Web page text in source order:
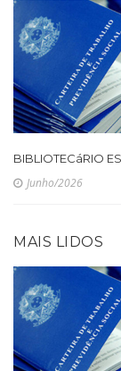
BIBLIOTECáRIO
Junho/2026
MAIS LIDOS